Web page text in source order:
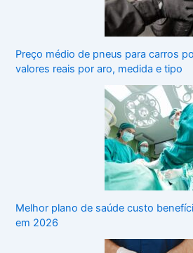
Preço médio de pneus para carros
valores reais por aro, medida e tipo
Melhor plano de saúde custo
em 2026